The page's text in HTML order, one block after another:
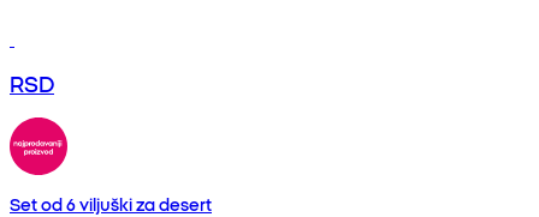
RSD
Set od 6 viljuški za desert